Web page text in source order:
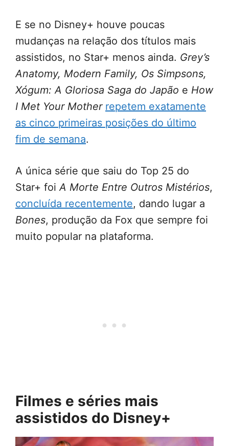
E se no Disney+ houve poucas
mudanças na relação dos títulos mais
assistidos, no Star+ menos ainda. Grey’s
Anatomy, Modern Family, Os Simpsons,
Xógum: A Gloriosa Saga do Japão e How
I Met Your Mother repetem exatamente
as cinco primeiras posições do último
fim de semana.
A única série que saiu do Top 25 do
Star+ foiA Morte Entre Outros Mistérios,
concluída recentemente, dando lugar a
Bones, produção da Fox que sempre foi
muito popular na plataforma.
Filmes e séries mais
assistidos do Disney+